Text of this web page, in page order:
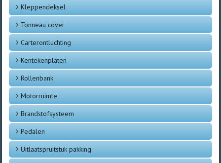
Kleppendeksel
Tonneau cover
Carterontluchting
Kentekenplaten
Rollenbank
Motorruimte
Brandstofsysteem
Pedalen
Uitlaatspruitstuk pakking